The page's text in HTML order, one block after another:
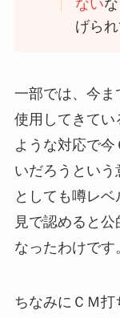
ない
げられ
一部では、今ま
使用してきて
ような対応で
いだろうとい
としても噂レ
見で認めると
なったわけです
ちなみにＣＭ